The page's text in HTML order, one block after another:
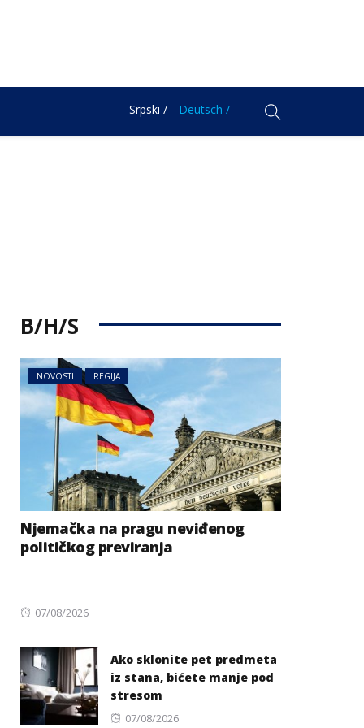
Srpski / Deutsch /
B/H/S
NOVOSTI REGIJA
Njemačka na pragu neviđenog
političkog previranja
Posted
07/08/2026
Ako sklonite pet predmeta
iz stana, bićete manje pod
stresom
Posted
07/08/2026